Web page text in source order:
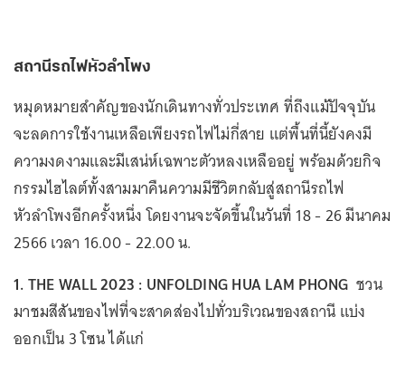
สถานีรถไฟหัวลำโพง
หมุดหมายสำคัญของนักเดินทางทั่วประเทศ ที่ถึงแม้ปัจจุบัน
จะลดการใช้งานเหลือเพียงรถไฟไม่กี่สาย แต่พื้นที่นี้ยังคงมี
ความงดงามและมีเสน่ห์เฉพาะตัวหลงเหลืออยู่ พร้อมด้วยกิจ
กรรมไฮไลต์ทั้งสามมาคืนความมีชีวิตกลับสู่สถานีรถไฟ
หัวลำโพงอีกครั้งหนึ่ง โดยงานจะจัดขึ้นในวันที่ 18 - 26 มีนาคม
2566 เวลา 16.00 - 22.00 น.
1. THE WALL 2023 : UNFOLDING HUA LAM PHONG ชวน
มาชมสีสันของไฟที่จะสาดส่องไปทั่วบริเวณของสถานี แบ่ง
ออกเป็น 3 โซน ได้แก่